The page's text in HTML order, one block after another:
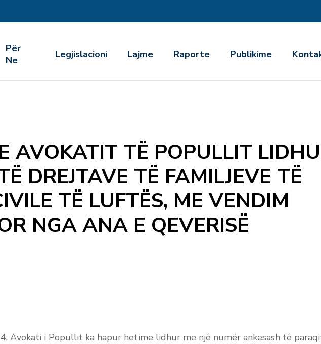
Për
Ne
Legjislacioni Lajme Raporte Publikime
AVOKATIT TË POPULLIT
DREJTAVE TË FAMILJEVE TË
TË LUFTËS, ME VENDIM
NGA ANA E QEVERISË
Avokati i Popullit ka hapur hetime lidhur me një numër ankesash të